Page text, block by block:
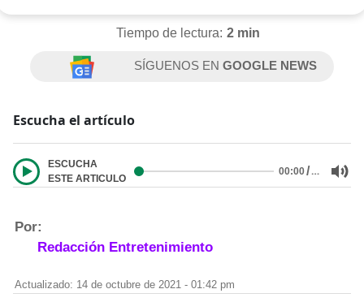
Tiempo de lectura: 2 min
SÍGUENOS ENGOOGLE NEWS
Escucha el artículo
ESCUCHA
ESTE ARTICULO
00:00/…
Por:
Redacción Entretenimiento
Actualizado: 14 de octubre de 2021 - 01:42 pm